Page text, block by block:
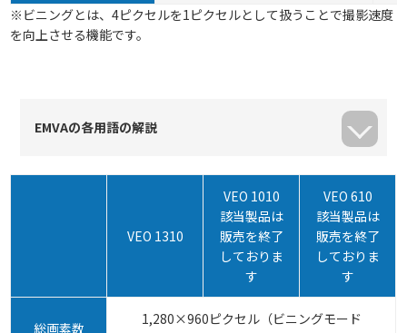
※ビニングとは、4ピクセルを1ピクセルとして扱うことで撮影速度
を向上させる機能です。
EMVAの各用語の解説
VEO 1310
VEO 1010
該当製品は
販売を終了
しておりま
す
VEO 610
該当製品は
販売を終了
しておりま
す
総画素数
1,280×960ピクセル（ビニングモード